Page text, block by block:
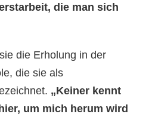
die man sich
die Erholung in der
die sie als
„Keiner kennt
um mich herum wird